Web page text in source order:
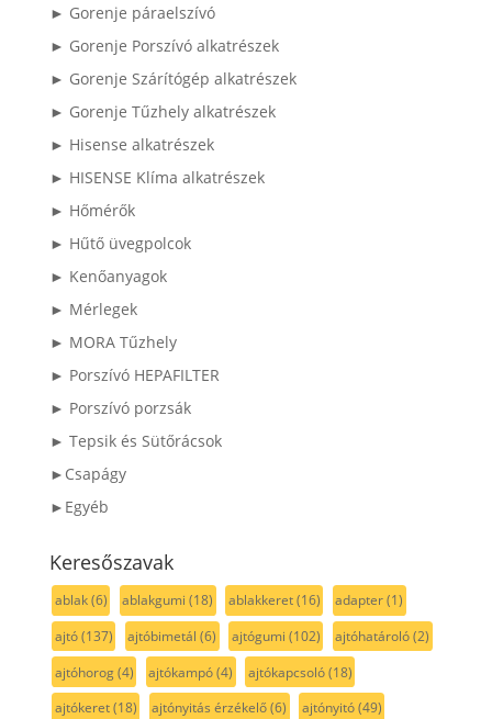
► Gorenje páraelszívó
► Gorenje Porszívó alkatrészek
► Gorenje Szárítógép alkatrészek
► Gorenje Tűzhely alkatrészek
► Hisense alkatrészek
► HISENSE Klíma alkatrészek
► Hőmérők
► Hűtő üvegpolcok
► Kenőanyagok
► Mérlegek
► MORA Tűzhely
► Porszívó HEPAFILTER
► Porszívó porzsák
► Tepsik és Sütőrácsok
►Csapágy
►Egyéb
Keresőszavak
ablak(6) ablakgumi (18) ablakkeret(16) adapter(1)
ajtó(137) ajtóbimetál (6) ajtógumi (102) ajtóhatároló(2)
ajtóhorog(4) ajtókampó(4) ajtókapcsoló(18)
ajtókeret(18) ajtónyitás érzékelő(6) ajtónyitó(49)